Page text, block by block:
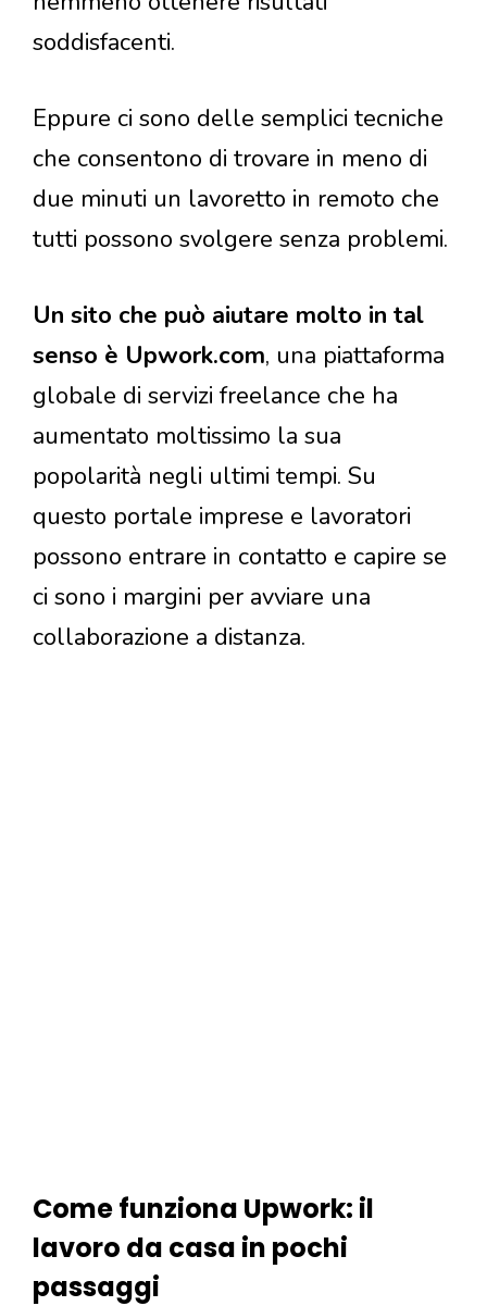
soddisfacenti.
Eppure ci sono delle semplici tecniche
che consentono di trovare in meno di
due minuti un lavoretto in remoto che
tutti possono svolgere senza problemi.
Un sito che può aiutare molto in tal
senso è Upwork.com, una piattaforma
globale di servizi freelance che ha
aumentato moltissimo la sua
popolarità negli ultimi tempi. Su
questo portale imprese e lavoratori
possono entrare in contatto e capire se
ci sono i margini per avviare una
collaborazione a distanza.
Come funziona Upwork: il
lavoro da casa in pochi
passaggi